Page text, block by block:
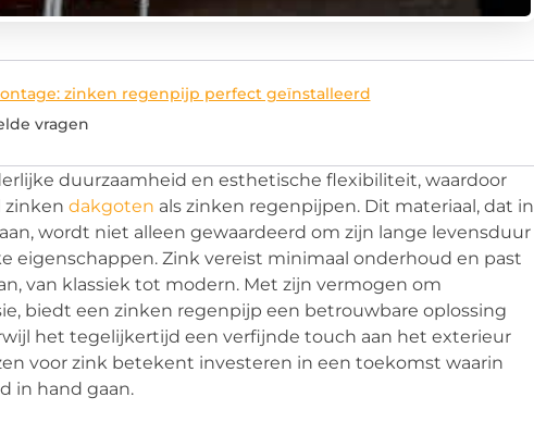
zinken regenpijp perfect geïnstalleerd
vragen
duurzaamheid en esthetische flexibiliteit, waardoor
zinken dakgoten als zinken regenpijpen. Dit materiaal, dat in
wordt niet alleen gewaardeerd om zijn lange levensduur
eigenschappen. Zink vereist minimaal onderhoud en past
van klassiek tot modern. Met zijn vermogen om
biedt een zinken regenpijp een betrouwbare oplossing
het tegelijkertijd een verfijnde touch aan het exterieur
voor zink betekent investeren in een toekomst waarin
in hand gaan.